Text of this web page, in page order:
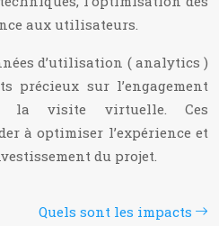
aux utilisateurs.
d’utilisation ( analytics )
précieux sur l’engagement
la visite virtuelle. Ces
à optimiser l’expérience et
du projet.
Quels sont les impacts